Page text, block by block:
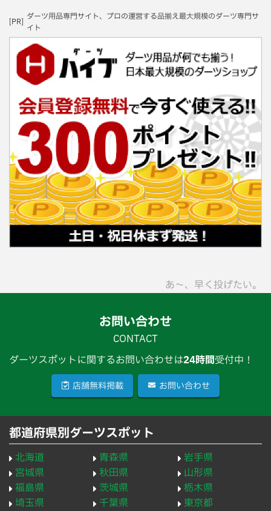
[PR]
ダーツ用品専門サイト、プロの運営する品揃え最大規模のダーツ専門サ
イト
あ〜、早く投げたい。
お問い合わせ
CONTACT
ダーツスポットに関するお問い合わせは24時間受付中！
店舗無料掲載 お問い合わせ
都道府県別ダーツスポット
北海道 青森県
岩手県
宮城県
秋田県
山形県
福島県
茨城県
栃木県
埼玉県
千葉県
東京都